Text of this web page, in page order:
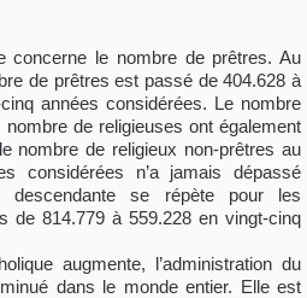
concerne le nombre de prêtres. Au
de prêtres est passé de 404.628 à
années considérées. Le nombre
de religieuses ont également
nombre de religieux non-prêtres au
considérées n’a jamais dépassé
descendante se répète pour les
de 814.779 à 559.228 en vingt-cinq
augmente, l’administration du
dans le monde entier. Elle est